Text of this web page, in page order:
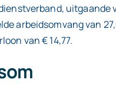
uitgaande
arbeidsomvang van
van € 14,77.